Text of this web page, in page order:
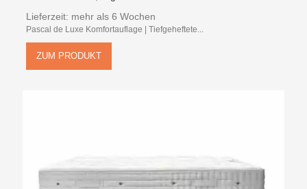
Lieferzeit: mehr als 6 Wochen
Pascal de Luxe Komfortauflage | Tiefgeheftete...
ZUM PRODUKT